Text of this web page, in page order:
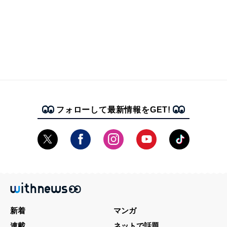
フォローして最新情報をGET!
新着
マンガ